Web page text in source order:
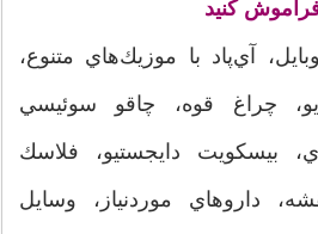
کنید
آي‌پاد با موزيك‌هاي متنوع،
چراغ قوه، چاقو سوئيسي
بيسكويت دايجستيو، فلاسك
داروهاي موردنياز، وسايل